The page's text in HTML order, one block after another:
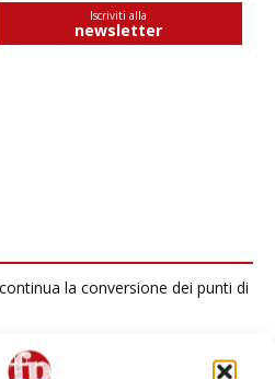
Iscriviti alla
newsletter
la conversione dei punti di
è Metis… e può rivoluzionare la